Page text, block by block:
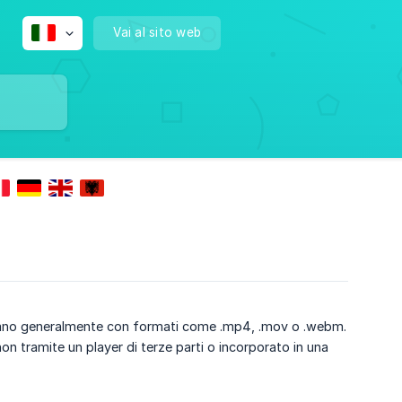
Vai al sito web
generalmente con formati come .mp4, .mov o .webm.
tramite un player di terze parti o incorporato in una